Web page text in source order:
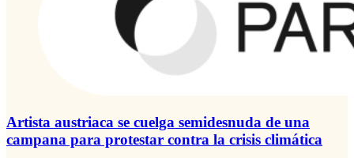
Artista austriaca se cuelga semidesnuda de una
campana para protestar contra la crisis climática